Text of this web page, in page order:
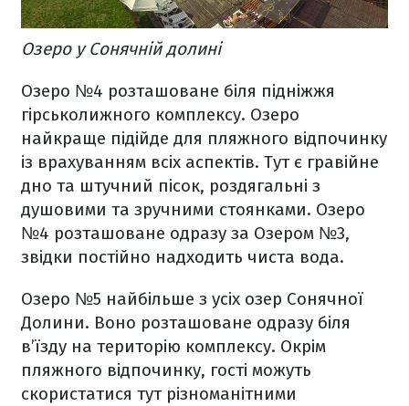
Озеро у Сонячній долині
Озеро №4 розташоване біля підніжжя
гірськолижного комплексу. Озеро
найкраще підійде для пляжного відпочинку
із врахуванням всіх аспектів. Тут є гравійне
дно та штучний пісок, роздягальні з
душовими та зручними стоянками. Озеро
№4 розташоване одразу за Озером №3,
звідки постійно надходить чиста вода.
Озеро №5 найбільше з усіх озер Сонячної
Долини. Воно розташоване одразу біля
в’їзду на територію комплексу. Окрім
пляжного відпочинку, гості можуть
скористатися тут різноманітними